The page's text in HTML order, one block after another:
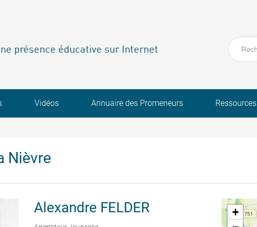
présence éducative sur Internet
Vidéos Annuaire des Promeneurs Ressources
Nièvre
Alexandre FELDER
+